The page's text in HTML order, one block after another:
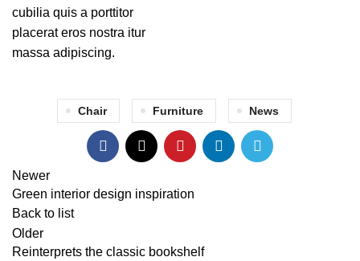
cubilia quis a porttitor
placerat eros nostra itur
massa adipiscing.
Chair Furniture News
Newer
Green interior design inspiration
Back to list
Older
Reinterprets the classic bookshelf